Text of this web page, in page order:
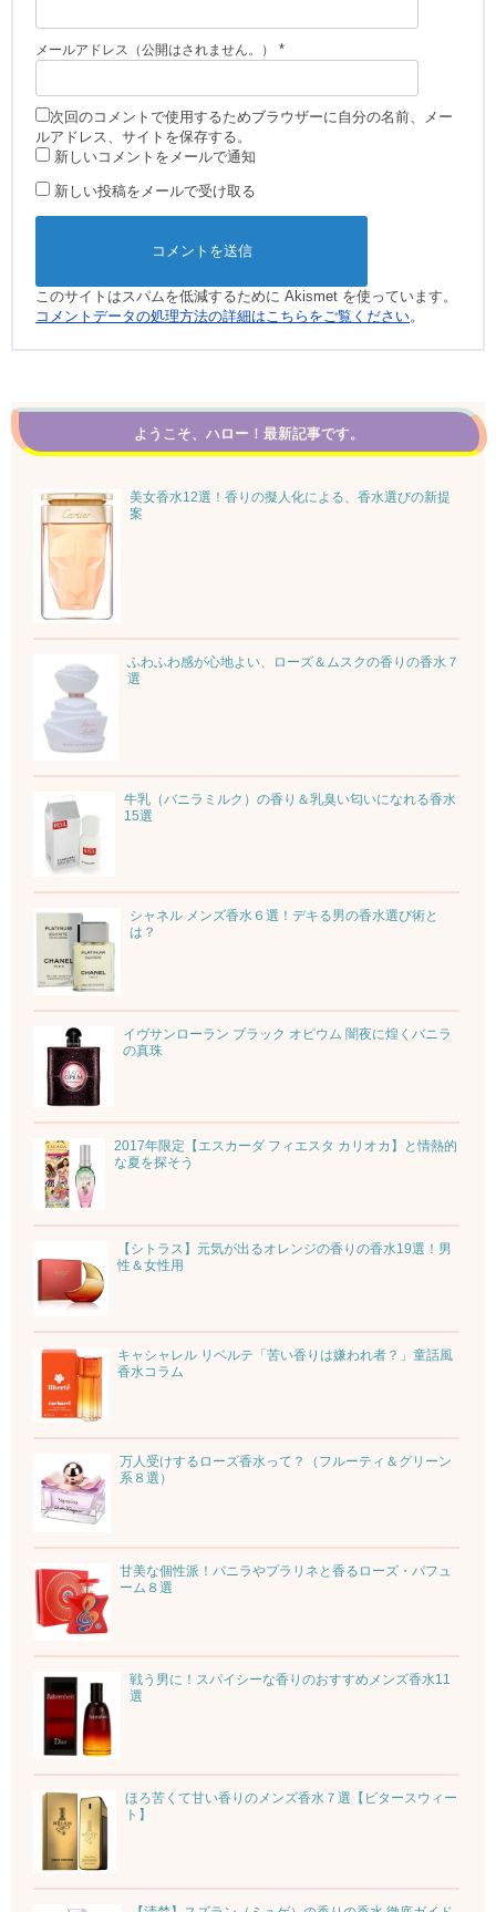
メールアドレス（公開はされません。） *
次回のコメントで使用するためブラウザーに自分の名前、メー
ルアドレス、サイトを保存する。
新しいコメントをメールで通知
新しい投稿をメールで受け取る
このサイトはスパムを低減するために Akismet を使っています。
コメントデータの処理方法の詳細はこちらをご覧ください。
ようこそ、ハロー！最新記事です。
美女香水12選！香りの擬人化による、香水選びの新提
案
ふわふわ感が心地よい、ローズ＆ムスクの香りの香水７
選
牛乳（バニラミルク）の香り＆乳臭い匂いになれる香水
15選
シャネル メンズ香水６選！デキる男の香水選び術と
は？
イヴサンローラン ブラック オピウム 闇夜に煌くバニラ
の真珠
2017年限定【エスカーダ フィエスタ カリオカ】と情熱的
な夏を探そう
【シトラス】元気が出るオレンジの香りの香水19選！男
性＆女性用
キャシャレル リベルテ「苦い香りは嫌われ者？」童話風
香水コラム
万人受けするローズ香水って？（フルーティ＆グリーン
系８選）
甘美な個性派！バニラやプラリネと香るローズ・パフュ
ーム８選
戦う男に！スパイシーな香りのおすすめメンズ香水11
選
ほろ苦くて甘い香りのメンズ香水７選【ビタースウィー
ト】